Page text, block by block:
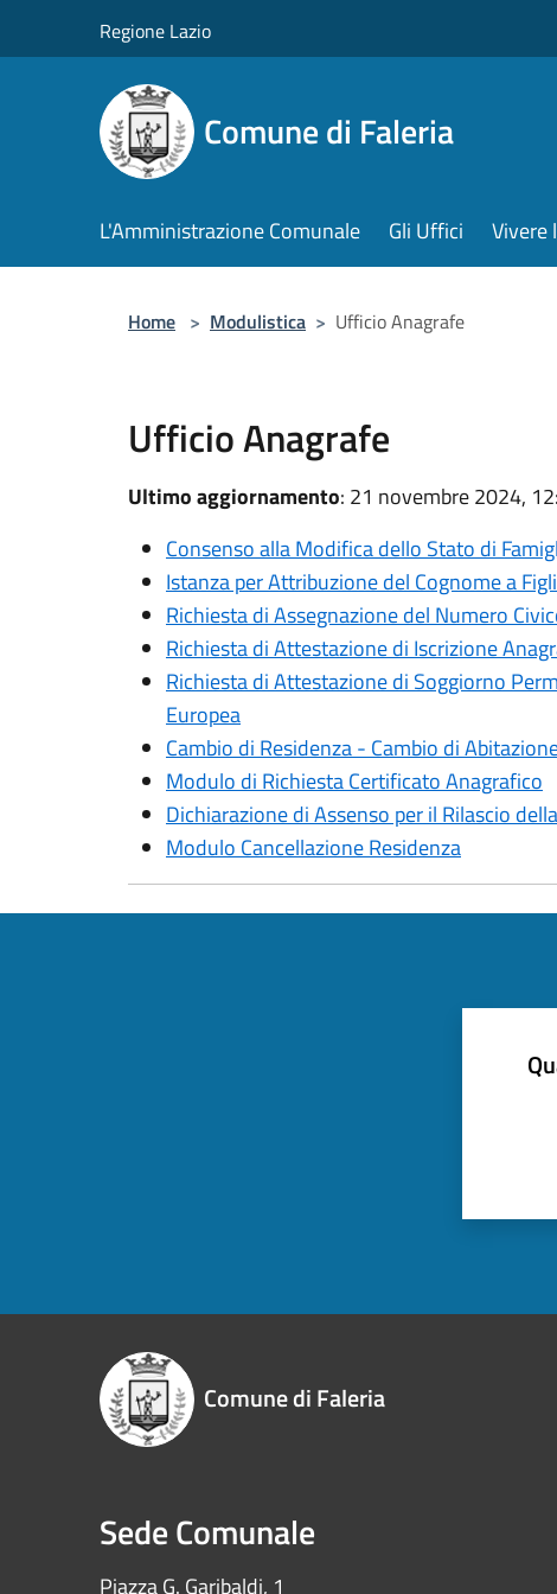
Regione Lazio
Comune di Faleria
L'Amministrazione Comunale Gli Uffici Vivere
Home > Modulistica > Ufficio Anagrafe
Ufficio Anagrafe
Ultimo aggiornamento: 21 novembre 2024,
Consenso alla Modifica dello Stato di
Istanza per Attribuzione del Cognome a
Richiesta di Assegnazione del Numero
Richiesta di Attestazione di Iscrizione
Richiesta di Attestazione di Soggiorno
Europea
Cambio di Residenza - Cambio di
Modulo di Richiesta Certificato Anagrafico
Dichiarazione di Assenso per il Rilascio
Modulo Cancellazione Residenza
Comune di Faleria
Sede Comunale
Piazza G. Garibaldi, 1